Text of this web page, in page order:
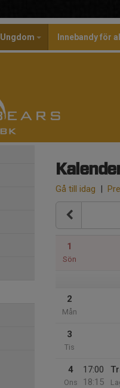
Ungdom Innebandy för
Gå till idag |
1
Sön
2
Mån
3
Tis
4
Ons
17:00
18:15